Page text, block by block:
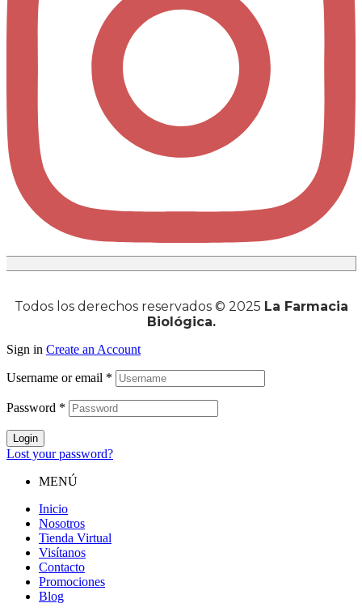
Todos los derechos reservados © 2025 La Farmacia
Biológica.
Sign in Create an Account
Username or email *
Password *
Login
Lost your password?
MENÚ
Inicio
Nosotros
Tienda Virtual
Visítanos
Contacto
Promociones
Blog